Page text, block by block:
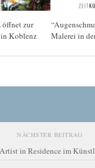
zur
in Koblenz
Malerei in
NÄCHSTER BEITRAG
in Residence im